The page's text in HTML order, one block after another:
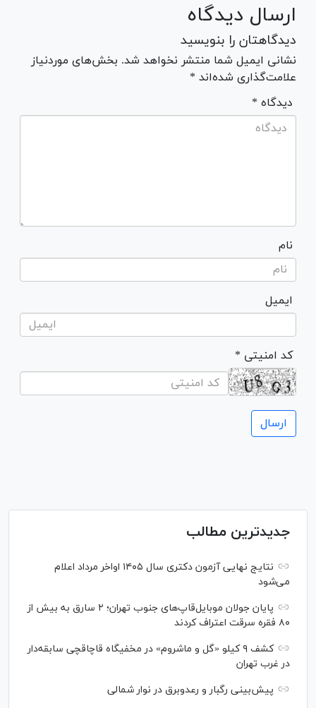
ارسال دیدگاه
دیدگاهتان را بنویسید
نشانی ایمیل شما منتشر نخواهد شد. بخش‌های موردنیاز
علامت‌گذاری شده‌اند *
* دیدگاه
نام
ایمیل
* کد امنیتی
جدیدترین مطالب
نتایج نهایی آزمون دکتری سال ۱۴۰۵ اواخر مرداد اعلام
می‌شود
پایان جولان موبایل‌قاپ‌های جنوب تهران؛ ۲ سارق به بیش از
۸۰ فقره سرقت اعتراف کردند
کشف ۹ کیلو «گل و ماشروم» در مخفیگاه قاچاقچی سابقه‌دار
در غرب تهران
پیش‌بینی رگبار و رعدوبرق در نوار شمالی